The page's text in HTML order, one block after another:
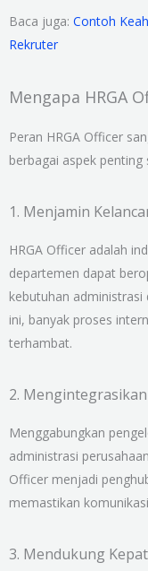
Baca juga: Contoh
Rekruter
Mengapa HRGA
Peran HRGA Officer
berbagai aspek
1. Menjamin
HRGA Officer adalah
departemen dapat
kebutuhan administrasi
ini, banyak proses
terhambat.
2.
Menggabungkan
administrasi
Officer menjadi
memastikan
3. Mendukung